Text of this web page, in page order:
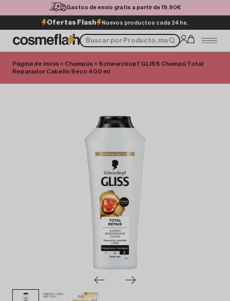
Gastos de envío gratis a partir de 19.90€
Ofertas Flash Nuevos productos cada 24 hs.
Página de inicio > Champús > Schwarzkopf GLISS Champú Total
Reparador Cabello Seco 400 ml